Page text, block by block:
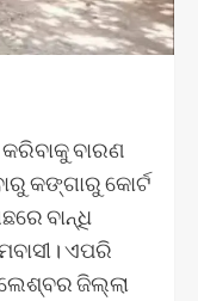
କରିବାକୁ ବାରଣ
କଙ୍ଗାରୁ କୋର୍ଟ
ବାନ୍ଧି
ଏପରି
ଜିଲ୍ଲା